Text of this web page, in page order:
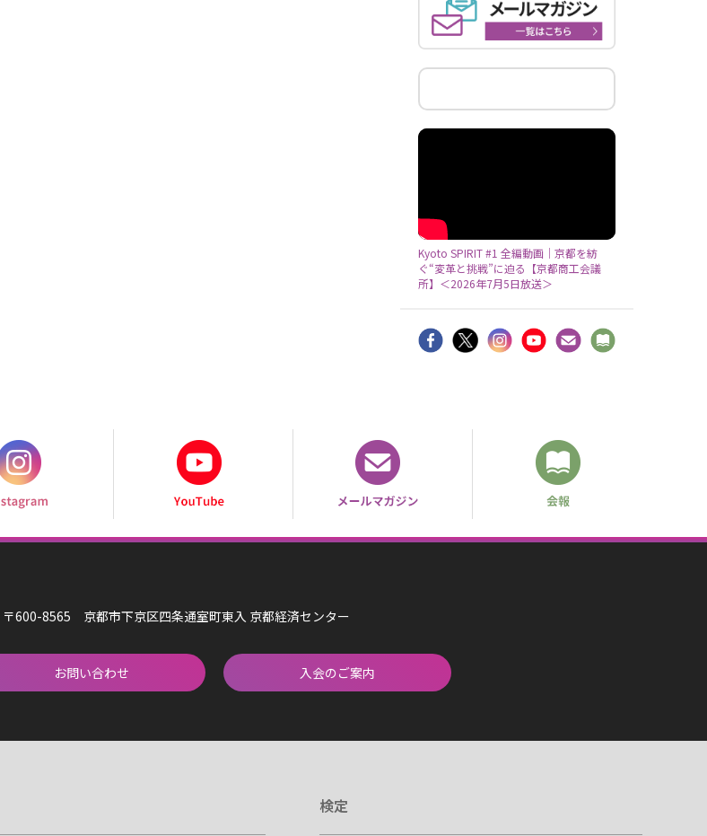
Kyoto SPIRIT #1 全編動画｜京都を紡
ぐ“変革と挑戦”に迫る【京都商工会議
所】＜2026年7月5日放送＞
〒600-8565 京都市下京区四条通室町東入 京都経済センター
お問い合わせ 入会のご案内
検定